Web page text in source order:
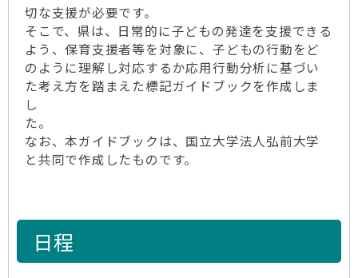
切な支援が必要です。
そこで、県は、日常的に子どもの発達を支援できる
よう、保育支援者等を対象に、子どもの行動をど
のように理解し対応するか応用行動分析に基づい
た考え方を踏まえた標記ガイドブックを作成しま
し
た。
なお、本ガイドブックは、国立大学法人弘前大学
と共同で作成したものです。
日程